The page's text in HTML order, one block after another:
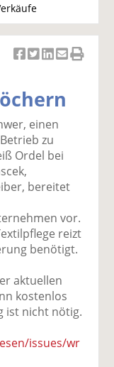
u
c
k
a
uf
F
ac
e
o
o
k
te
il
e
n
k
el
t
wi
tt
er
n
k
a
uf
Li
k
di
n
te
il
e
n
k
p
er
E
m
ai
v
er
se
d
e
n
n
einen
zu
Ordel bei
bereitet
vor.
reizt
benötigt.
aktuellen
kostenlos
ist nicht nötig.
issues/wr